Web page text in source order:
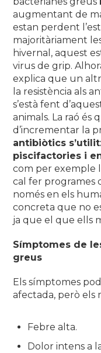
augmentant de
estan perdent
majoritàriament
hivernal, aquest
virus de grip.
explica que un
la resistència als
s’està fent
animals. La raó és
d’incrementar la
antibiòtics
piscifactories i
com per exemple
cal fer programes
només en els
concreta que no
ja que el que ells
Símptomes de
greus
Els símptomes
afectada, però els
Febre alta.
Dolor intens a